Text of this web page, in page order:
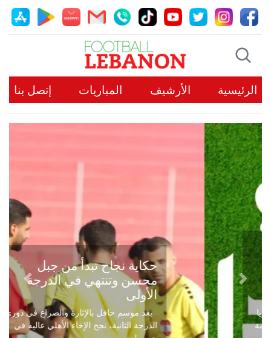
الرئيسية الأرشيف المباريات إتصل بنا
حكاية نجاح تبدأ من جبل
محسن وتنتهي في الدرجة
الأولى
بعد موسم حافل بالإثارة والصراع في دوري
الدرجة الثانية، نجح الإخاء الأهلي عاليه في
Previous
Next